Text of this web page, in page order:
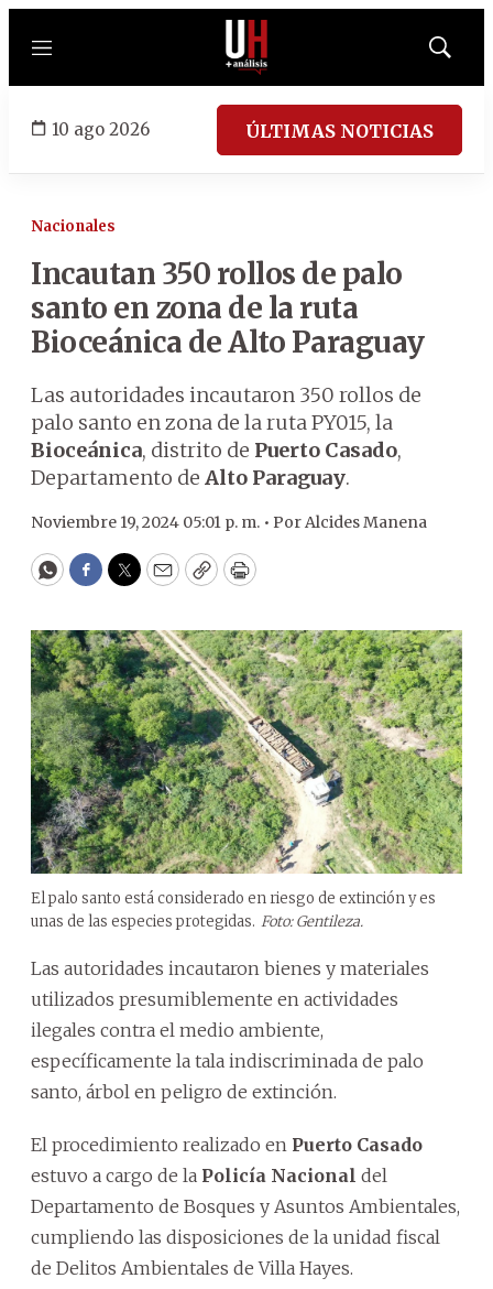
Menú
Mostrar
10 ago 2026 ÚLTIMAS NOTICIAS
Nacionales
Incautan 350 rollos de palo
santo en zona de la ruta
Bioceánica de Alto Paraguay
Las autoridades incautaron 350 rollos de
palo santo en zona de la ruta PY015, la
Bioceánica, distrito de Puerto Casado,
Departamento de Alto Paraguay.
Noviembre 19, 2024 05:01 p. m. • PorAlcides Manena
WhatsApp
Facebook
Twitter
EmailCopyPrint
El palo santo está considerado en riesgo de extinción y es
unas de las especies protegidas. Foto: Gentileza.
Las autoridades incautaron bienes y materiales
utilizados presumiblemente en actividades
ilegales contra el medio ambiente,
específicamente la tala indiscriminada de palo
santo, árbol en peligro de extinción.
El procedimiento realizado en Puerto Casado
estuvo a cargo de la Policía Nacional del
Departamento de Bosques y Asuntos Ambientales,
cumpliendo las disposiciones de la unidad fiscal
de Delitos Ambientales de Villa Hayes.